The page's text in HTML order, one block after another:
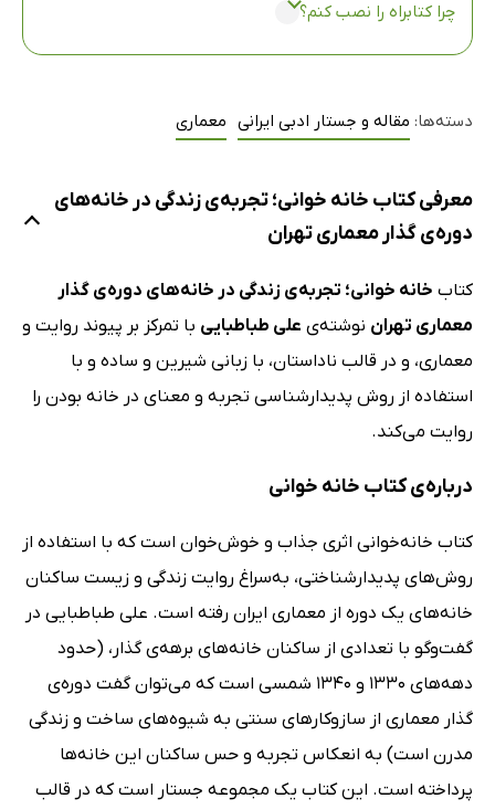
چرا کتابراه را نصب کنم؟
دسته‌ها: مقاله و جستار ادبی ایرانی معماری
معرفی کتاب خانه خوانی؛ تجربه‌ی زندگی در خانه‌های
دوره‌ی گذار معماری تهران
کتاب خانه خوانی؛ تجربه‌ی زندگی در خانه‌های دوره‌ی گذار
معماری تهران نوشته‌ی علی طباطبایی با تمرکز بر پیوند روایت و
معماری، و در قالب ناداستان، با زبانی شیرین و ساده و با
استفاده از روش پدیدارشناسی تجربه‌ و معنای در‌ خانه‌ بودن را
روایت می‌کند.
درباره‌ی کتاب خانه خوانی
کتاب خانه‌خوانی اثری جذاب و خوش‌خوان است که با استفاده از
روش‌های پدیدارشناختی، به‌سراغ روایت زندگی و زیست ساکنان
خانه‌های یک دوره از معماری ایران رفته است. علی طباطبایی در
گفت‌و‌گو با تعدادی از ساکنان خانه‌های برهه‌ی گذار، (حدود
دهه‌های 1330 و 1340 شمسی است که می‌توان گفت دوره‌ی
گذار معماری از سازوکارهای سنتی به شیوه‌های ساخت و زندگی
مدرن است) به انعکاس تجربه و حس ساکنان این خانه‌ها
پرداخته است. این کتاب یک مجموعه جستار است که در قالب